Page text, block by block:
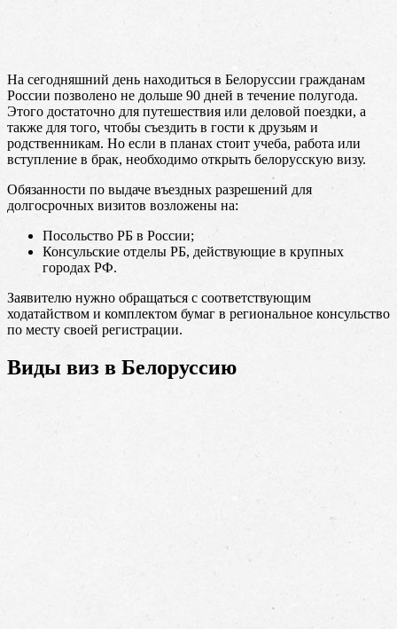
На сегодняшний день находиться в Белоруссии гражданам
России позволено не дольше 90 дней в течение полугода.
Этого достаточно для путешествия или деловой поездки, а
также для того, чтобы съездить в гости к друзьям и
родственникам. Но если в планах стоит учеба, работа или
вступление в брак, необходимо открыть белорусскую визу.
Обязанности по выдаче въездных разрешений для
долгосрочных визитов возложены на:
Посольство РБ в России;
Консульские отделы РБ, действующие в крупных
городах РФ.
Заявителю нужно обращаться с соответствующим
ходатайством и комплектом бумаг в региональное консульство
по месту своей регистрации.
Виды виз в Белоруссию